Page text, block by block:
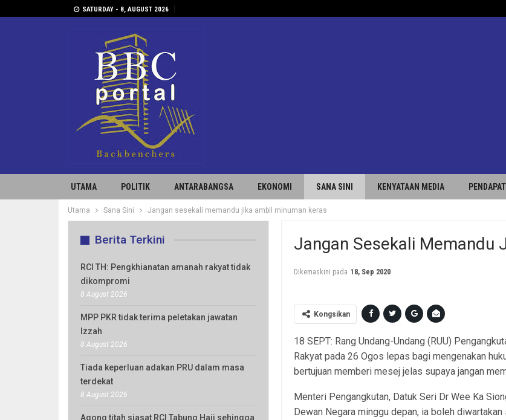
SATURDAY - 8, AUGUST 2026
UTAMA POLITIK ANTARABANGSA EKONOMI SANA SINI KENYATAAN MEDIA PENDAPAT
Utama Sana Sini Jangan sesekali memandu jika ambil minuman keras
Jangan Sesekali Memandu
Dikemaskini pada 18, Sep 2020
Kongsikan
18 SEPT: Rang Undang-Undang (RUU)
Rakyat pada 26 Ogos lepas bagi mengenakan
bertujuan memberi mesej jelas supaya jangan
Menteri Pengangkutan, Datuk Seri Dr Wee Ka
Dewan Negara minggu depan, ia boleh
Berita Terkini
RCI TH: Pengkhianatan amanah rakyat tidak
dikompromi
8 August 2026
MPP PKR tidak terima peletakan jawatan
Izzah
8 August 2026
Tiada keperluan adakan PRU dalam masa
terdekat
8 August 2026
Agong titah siasat RCI Tabung Haji sehingga